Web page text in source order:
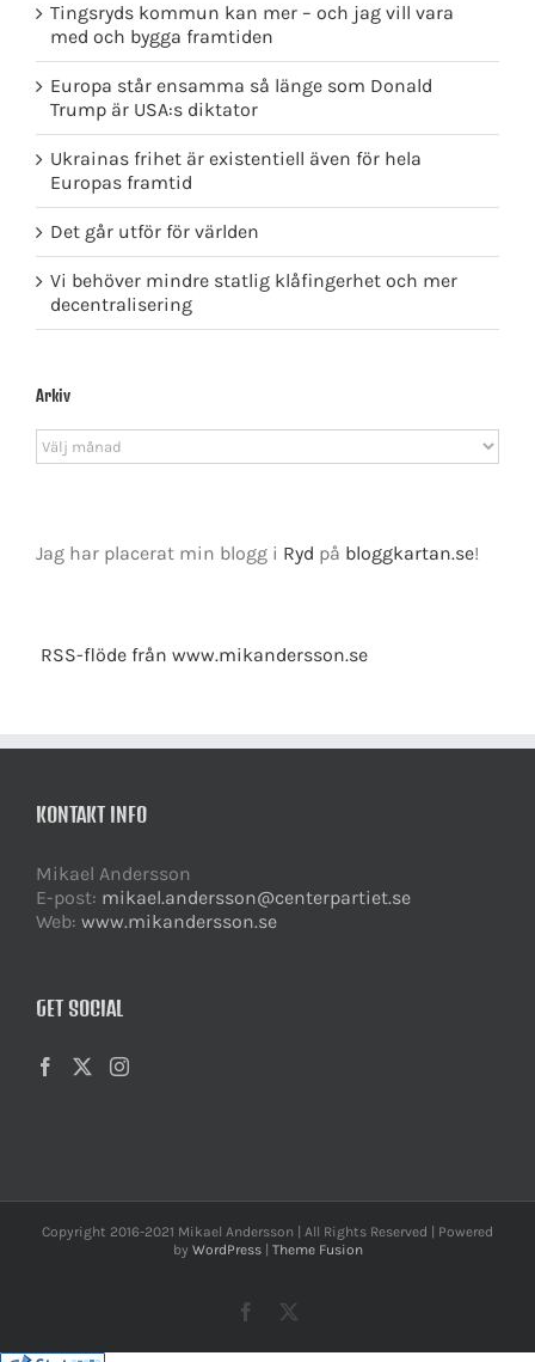
Tingsryds kommun kan mer – och jag vill vara
med och bygga framtiden
Europa står ensamma så länge som Donald
Trump är USA:s diktator
Ukrainas frihet är existentiell även för hela
Europas framtid
Det går utför för världen
Vi behöver mindre statlig klåfingerhet och mer
decentralisering
Arkiv
Arkiv
Jag har placerat min blogg i Ryd på bloggkartan.se!
RSS-flöde från www.mikandersson.se
KONTAKT INFO
Mikael Andersson
E-post: mikael.andersson@centerpartiet.se
Web: www.mikandersson.se
GET SOCIAL
Copyright 2016-2021 Mikael Andersson | All Rights Reserved | Powered
by WordPress| Theme Fusion
Facebook